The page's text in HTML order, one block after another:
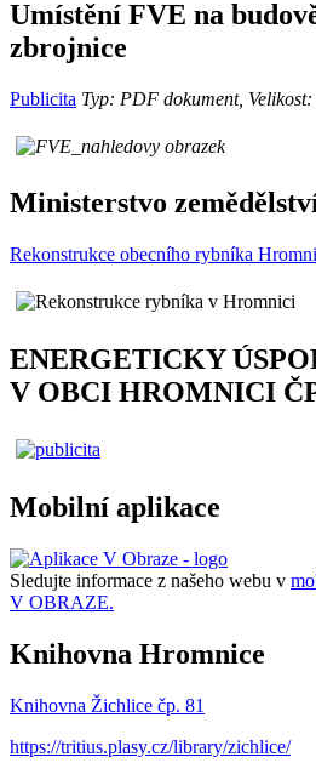
Umístění FVE na
zbrojnice
Publicita Typ: PDF dokument,
Ministerstvo
Rekonstrukce obecního rybníka
ENERGETICKY
V OBCI HROMNICI
Mobilní aplikace
Sledujte informace z našeho webu v
V OBRAZE.
Knihovna Hromnice
Knihovna Žichlice čp. 81
https://tritius.plasy.cz/library/zichlice/